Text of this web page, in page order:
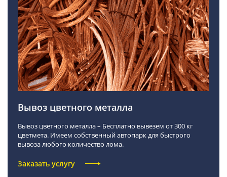
Вывоз цветного металла
Вывоз цветного металла – Бесплатно вывезем от 300 кг
цветмета. Имеем собственный автопарк для быстрого
вывоза любого количество лома.
Заказать услугу